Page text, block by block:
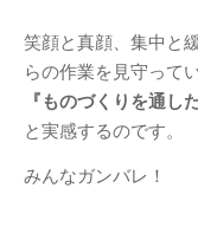
ジュエリーデザイ
ス
名古屋造形大学
ンコース
笑顔と真顔、集中と
らの作業を見守って
『ものづくりを通し
と実感するのです。
みんなガンバレ！